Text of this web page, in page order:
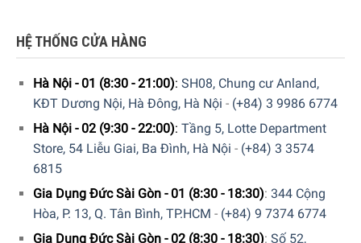
HỆ THỐNG CỬA HÀNG
Hà Nội - 01 (8:30 - 21:00): SH08, Chung cư Anland,
KĐT Dương Nội, Hà Đông, Hà Nội - (+84) 3 9986 6774
Hà Nội - 02 (9:30 - 22:00): Tầng 5, Lotte Department
Store, 54 Liễu Giai, Ba Đình, Hà Nội - (+84) 3 3574
6815
Gia Dụng Đức Sài Gòn - 01 (8:30 - 18:30): 344 Cộng
Hòa, P. 13, Q. Tân Bình, TP.HCM - (+84) 9 7374 6774
Gia Dụng Đức Sài Gòn - 02 (8:30 - 18:30): Số 52,